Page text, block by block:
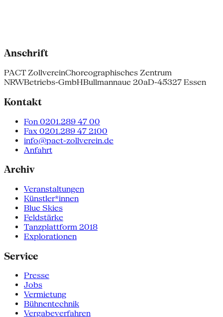
Anschrift
PACT ZollvereinChoreographisches Zentrum
NRWBetriebs-GmbHBullmannaue 20aD-45327 Essen
Kontakt
Fon 0201.289 47 00
Fax 0201.289 47 2100
info@pact-zollverein.de
Anfahrt
Archiv
Veranstaltungen
Künstler*innen
Blue Skies
Feldstärke
Tanzplattform 2018
Explorationen
Service
Presse
Jobs
Vermietung
Bühnentechnik
Vergabeverfahren